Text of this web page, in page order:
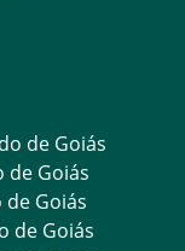
de Goiás
de Goiás
Goiás
de Goiás